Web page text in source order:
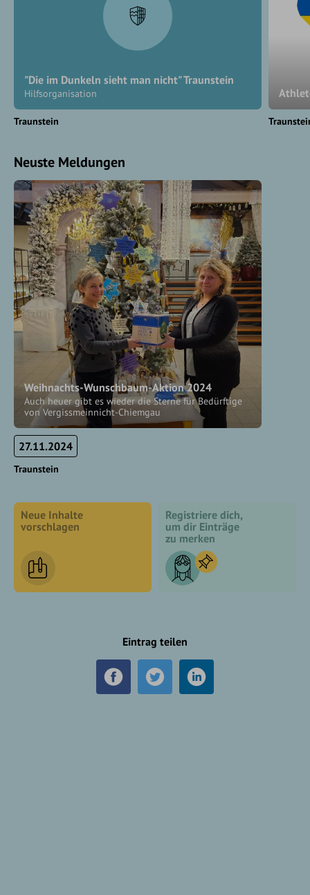
"Die im Dunkeln sieht man nicht" Traunstein
Hilfsorganisation
Traunstein
Neuste Meldungen
Weihnachts-Wunschbaum-Aktion 2024
Auch heuer gibt es wieder die Sterne für Bedürftige
von Vergissmeinnicht-Chiemgau
27.11.2024
Traunstein
Neue Inhalte
vorschlagen
Registriere dich,
um dir Einträge
zu merken
Eintrag teilen